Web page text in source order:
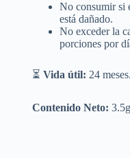
No consumir si
está dañado.
No exceder la
porciones por
⏳ Vida útil: 24 meses.
Contenido Neto: